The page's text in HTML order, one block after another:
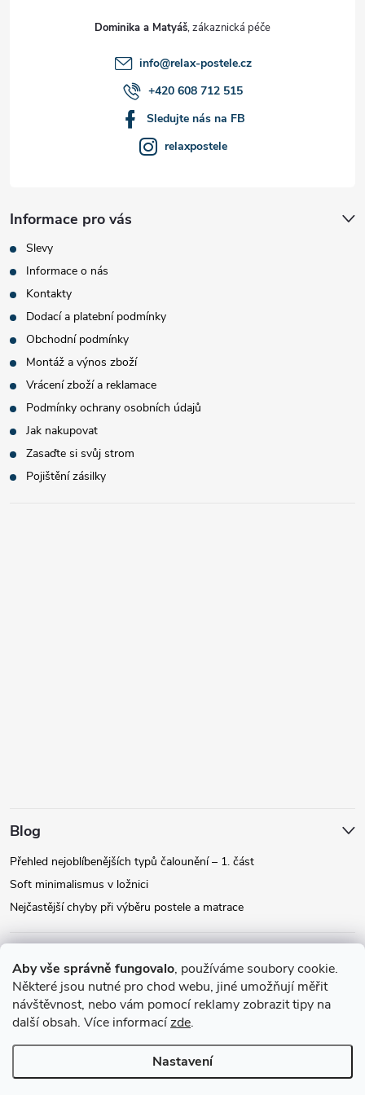
Aby vše správně fungovalo, používáme soubory cookie.
Některé jsou nutné pro chod webu, jiné umožňují měřit
návštěvnost, nebo vám pomocí reklamy zobrazit tipy na
další obsah. Více informacízde.
Nastavení
Dominika a Matyáš
info@relax-postele.cz
+420 608 712 515
Sledujte nás na FB
relaxpostele
Informace pro vás
Slevy
Informace o nás
Kontakty
Dodací a platební podmínky
Obchodní podmínky
Montáž a výnos zboží
Vrácení zboží a reklamace
Podmínky ochrany osobních údajů
Jak nakupovat
Zasaďte si svůj strom
Pojištění zásilky
Blog
Přehled nejoblíbenějších typů čalounění – 1. část
Soft minimalismus v ložnici
Nejčastější chyby při výběru postele a matrace
Instagram
Copyright 2026Relax-postele.cz. Všechna práva vyhrazena.Upravit